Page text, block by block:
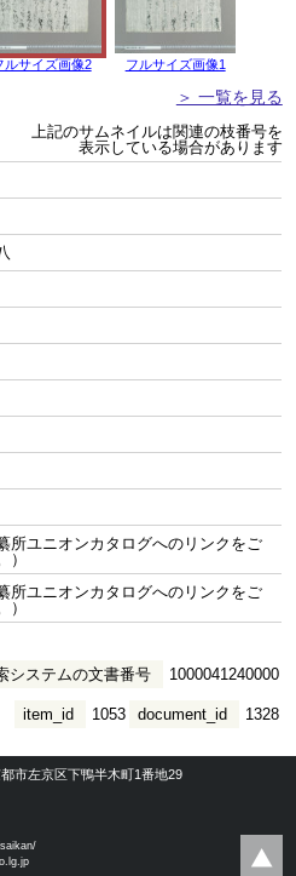
ルサイズ画像2 フルサイズ画像1
＞ 一覧を見る
上記のサムネイルは関連の枝番号を
表示している場合があります
所ユニオンカタログへのリンクをご
）
所ユニオンカタログへのリンクをご
）
システムの文書番号 1000041240000
document_id 1328
item_id 1053
市左京区下鴨半木町1番地29